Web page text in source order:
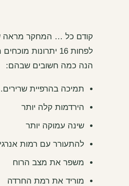
קודם כל … המחקר מראה
לפחות 16 יתרונות
הנה כמה חשובים שבהם:
תמיכה בהרפיית שרירים.
הירדמות קלה יותר
שינה עמוקה יותר
להתעורר עם רמות
משפר את מצב הרוח
מוריד את רמת החרדה